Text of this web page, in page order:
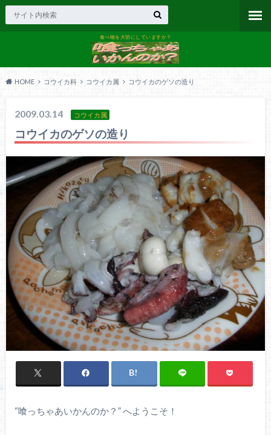
食べ物を大切にしていますか？
HOME コウイカ科 コウイカ属 コウイカのゲソの造り
2009.03.14 コウイカ属
コウイカのゲソの造り
“喰っちゃあいかんのか？” へようこそ！